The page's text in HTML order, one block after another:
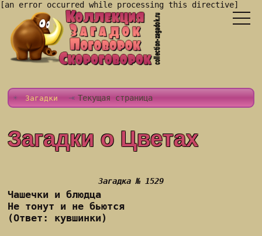
[an error occurred while processing this directive]
Загадки Текущая страница
Загадки о Цветах
Загадка № 1529
Чашечки и блюдца
Не тонут и не бьются
(Ответ: кувшинки)